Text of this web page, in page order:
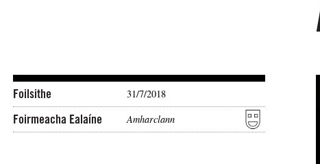
Foilsithe 31/7/2018
Foirmeacha Ealaíne Amharclann